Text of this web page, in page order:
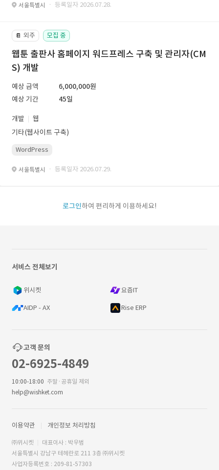
서울특별시 · 등록일자 2026.07.28.
📔 외주 모집 중
웹툰 출판사 홈페이지 워드프레스 구축 및 관리자(CM
S) 개발
예상 금액
6,000,000원
예상 기간
45일
개발
웹
기타(웹사이트 구축)
WordPress
서울특별시 · 등록일자 2026.07.29.
로그인하여 편리하게 이용하세요!
서비스 전체보기
위시켓 요즘IT
AIDP - AX Rise ERP
고객 문의
02-6925-4849
10:00-18:00 주말·공휴일 제외
help@wishket.com
이용약관 개인정보 처리방침
㈜위시켓
대표이사 : 박우범
서울특별시 강남구 테헤란로 211 3층 ㈜위시켓
사업자등록번호 : 209-81-57303